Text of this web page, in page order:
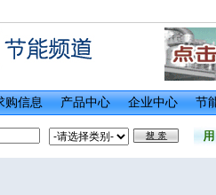
购信息 产品中心 企业中心 节